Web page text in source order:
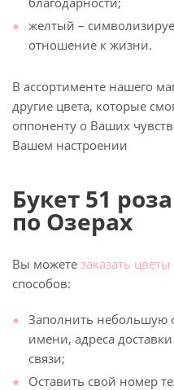
желтый –
отношение к жизни.
В ассортименте нашего
другие цвета, которые
оппоненту о Ваших
Вашем настроении
Букет 51
по Озерах
Вы можете заказать
способов:
Заполнить небольшую
имени, адреса
связи;
Оставить свой номер